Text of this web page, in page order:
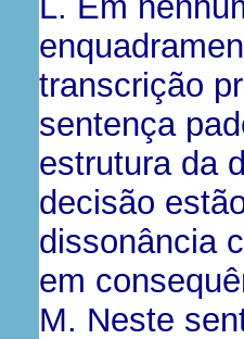
transcrição
sentença
estrutura da
decisão
dissonância
em
M. Neste